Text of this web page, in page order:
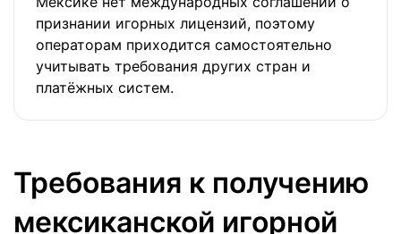
признании игорных лицензий, поэтому
операторам приходится самостоятельно
учитывать требования других стран и
платёжных систем.
Требования к получению
мексиканской игорной